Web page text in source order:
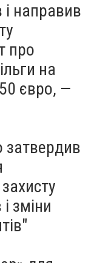
направив
про
на
євро, —
затвердив
зміни